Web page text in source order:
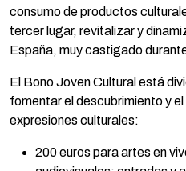
consumo de productos
tercer lugar, revitalizar y
España, muy castigado
El Bono Joven Cultural está
fomentar el descubrimiento y
expresiones culturales:
200 euros para artes en